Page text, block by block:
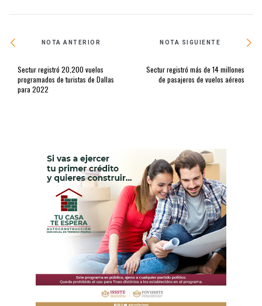
NOTA ANTERIOR
Sectur registró 20,200 vuelos
programados de turistas de Dallas
para 2022
NOTA SIGUIENTE
Sectur registró más de 14 millones
de pasajeros de vuelos aéreos